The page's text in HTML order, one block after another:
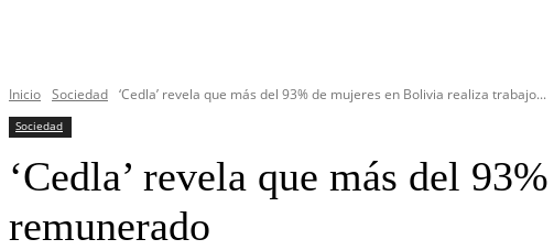
Inicio Sociedad ‘Cedla’ revela que más del 93% de mujeres en Bolivia realiza trabajo...
Sociedad
‘Cedla’ revela que más del
remunerado